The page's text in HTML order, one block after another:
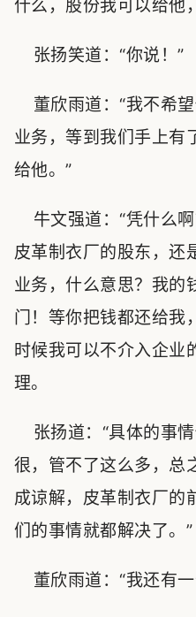
什么，股份我可以给他
张扬笑道：“你说！”
董欣雨道：“我不希
业务，等到我们手上有
给他。”
牛文强道：“凭什么
皮革制衣厂的股东，还
业务，什么意思？我的
门！等你把钱都还给我
时候我可以不介入企业
理。
张扬道：“具体的事
很，管不了这么多，总
成谅解，皮革制衣厂的
们的事情就都解决了。”
董欣雨道：“我还有一